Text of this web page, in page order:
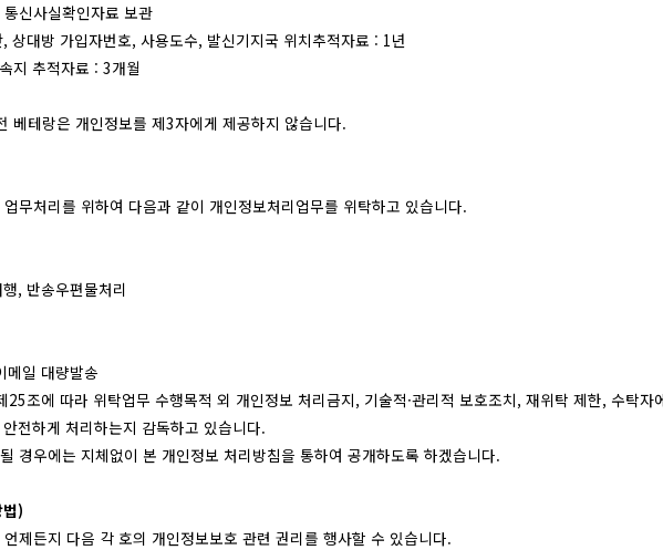
신사실확인자료 보관
상대방 가입자번호, 사용도수, 발신기지국 위치추적자료 : 1년
지 추적자료 : 3개월
베테랑은 개인정보를 제3자에게 제공하지 않습니다.
무처리를 위하여 다음과 같이 개인정보처리업무를 위탁하고 있습니다.
, 반송우편물처리
메일 대량발송
조에 따라 위탁업무 수행목적 외 개인정보 처리금지, 기술적·관리적 보호조치, 재위탁 제한, 수탁
전하게 처리하는지 감독하고 있습니다.
경우에는 지체없이 본 개인정보 처리방침을 통하여 공개하도록 하겠습니다.
)
제든지 다음 각 호의 개인정보보호 관련 권리를 행사할 수 있습니다.